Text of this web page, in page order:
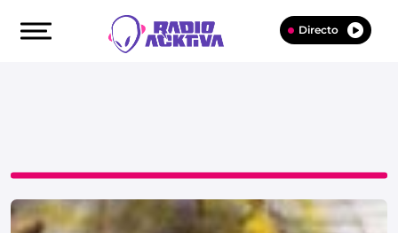
Directo